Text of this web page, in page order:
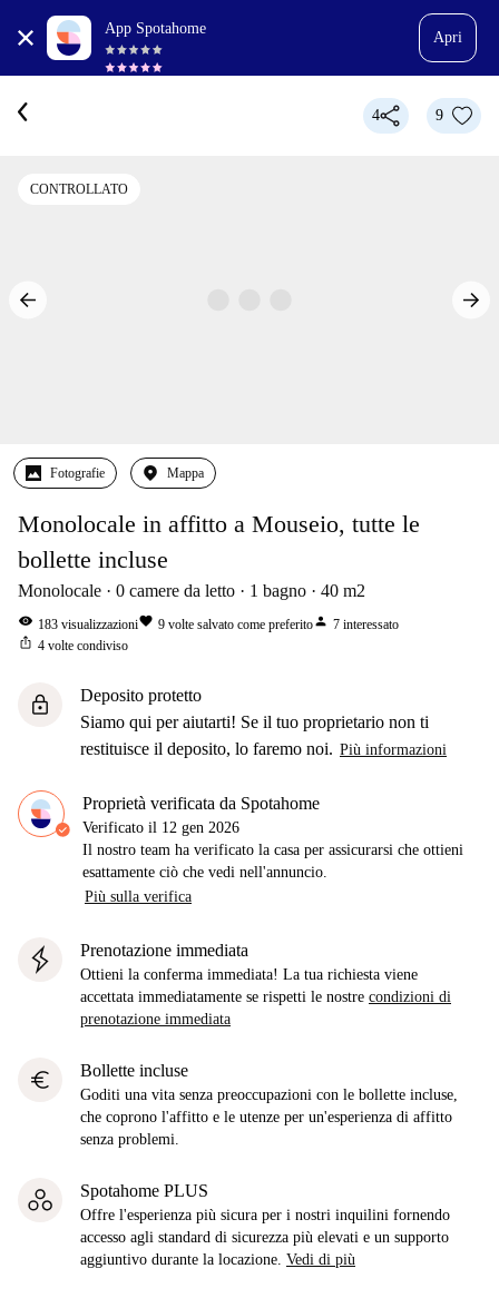
App Spotahome
Apri
4 9
CONTROLLATO
Fotografie Mappa
Monolocale in affitto a Mouseio, tutte le
bollette incluse
Monolocale 0 camere da letto 1 bagno 40 m2
visibility 183 visualizzazionifavorite 9 volte salvato come preferitoperson 7 interessato
ios_share 4 volte condiviso
lock
Deposito protetto
Siamo qui per aiutarti! Se il tuo proprietario non ti
restituisce il deposito, lo faremo noi. Più informazioni
Proprietà verificata da Spotahome
Verificato il 12 gen 2026
Il nostro team ha verificato la casa per assicurarsi che ottieni
esattamente ciò che vedi nell'annuncio.
Più sulla verifica
Prenotazione immediata
Ottieni la conferma immediata! La tua richiesta viene
accettata immediatamente se rispetti le nostre condizioni di
prenotazione immediata
euro Bollette incluse
Goditi una vita senza preoccupazioni con le bollette incluse,
che coprono l'affitto e le utenze per un'esperienza di affitto
senza problemi.
Spotahome PLUS
Offre l'esperienza più sicura per i nostri inquilini fornendo
accesso agli standard di sicurezza più elevati e un supporto
aggiuntivo durante la locazione. Vedi di più